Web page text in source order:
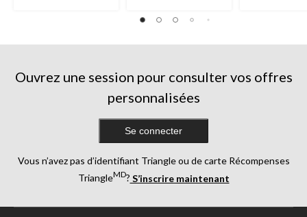
Ouvrez une session pour consulter vos offres
personnalisées
Se connecter
Vous n’avez pas d’identifiant Triangle ou de carte Récompenses
TriangleMD? S’inscrire maintenant